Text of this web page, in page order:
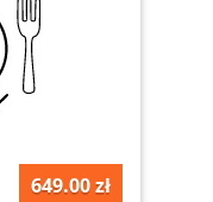
649.00 zł